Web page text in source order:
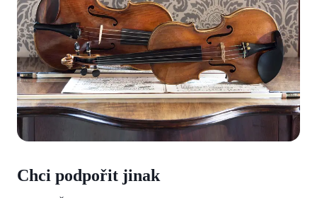
Chci podpořit jinak